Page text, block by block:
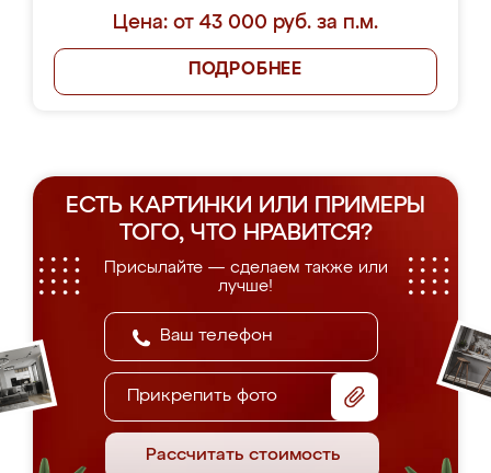
Цена: от 43 000 руб. за п.м.
ПОДРОБНЕЕ
ЕСТЬ КАРТИНКИ ИЛИ ПРИМЕРЫ
ТОГО, ЧТО НРАВИТСЯ?
Присылайте — сделаем также или
лучше!
Прикрепить фото
Рассчитать стоимость